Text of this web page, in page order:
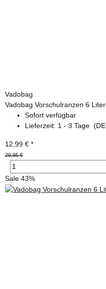
Vadobag
Vadobag Vorschulranzen 6
Sofort verfügbar
Lieferzeit: 1 - 3 Tage
12,99 € *
29,95 €
Sale 43%